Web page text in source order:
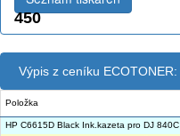
450
Výpis z ceníku ECOTONER:
Položka
HP C6615D Black Ink.kazeta pro DJ 840C